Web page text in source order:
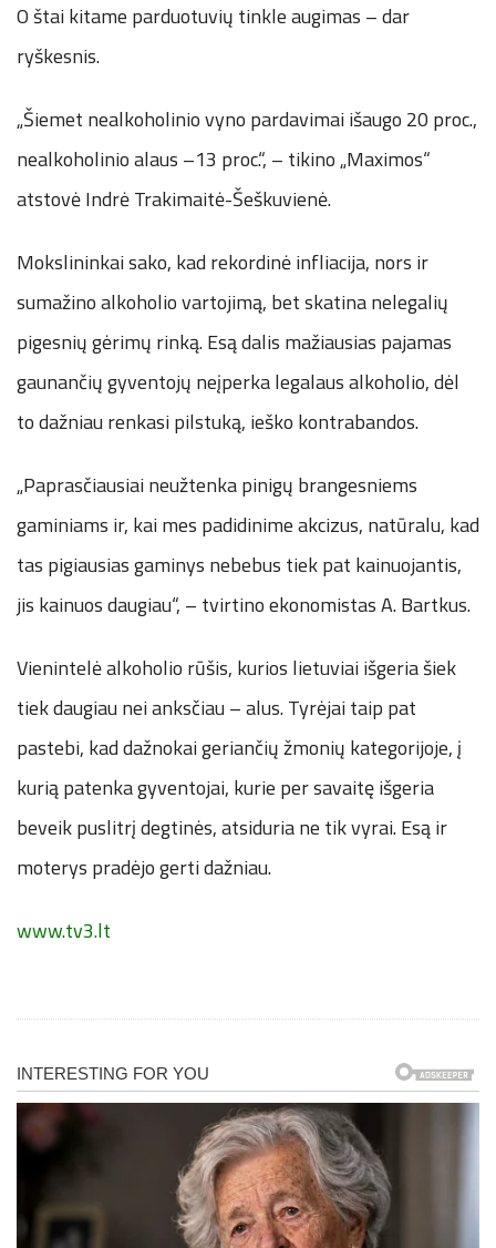
O štai kitame parduotuvių tinkle augimas – dar
ryškesnis.
„Šiemet nealkoholinio vyno pardavimai išaugo 20 proc.,
nealkoholinio alaus –13 proc.“, – tikino „Maximos“
atstovė Indrė Trakimaitė-Šeškuvienė.
Mokslininkai sako, kad rekordinė infliacija, nors ir
sumažino alkoholio vartojimą, bet skatina nelegalių
pigesnių gėrimų rinką. Esą dalis mažiausias pajamas
gaunančių gyventojų neįperka legalaus alkoholio, dėl
to dažniau renkasi pilstuką, ieško kontrabandos.
„Paprasčiausiai neužtenka pinigų brangesniems
gaminiams ir, kai mes padidinime akcizus, natūralu, kad
tas pigiausias gaminys nebebus tiek pat kainuojantis,
jis kainuos daugiau“, – tvirtino ekonomistas A. Bartkus.
Vienintelė alkoholio rūšis, kurios lietuviai išgeria šiek
tiek daugiau nei anksčiau – alus. Tyrėjai taip pat
pastebi, kad dažnokai geriančių žmonių kategorijoje, į
kurią patenka gyventojai, kurie per savaitę išgeria
beveik puslitrį degtinės, atsiduria ne tik vyrai. Esą ir
moterys pradėjo gerti dažniau.
www.tv3.lt